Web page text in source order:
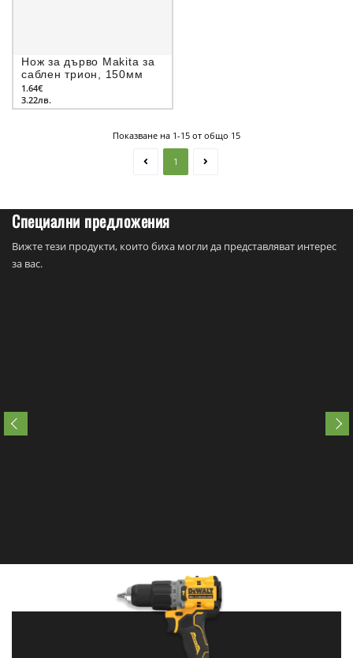
Нож за дърво Makita за
саблен трион, 150мм
1.64€
3.22лв.
Показване на 1-15 от общо 15
1
Специални предложения
Вижте тези продукти, които биха могли да представляват интерес
за вас.